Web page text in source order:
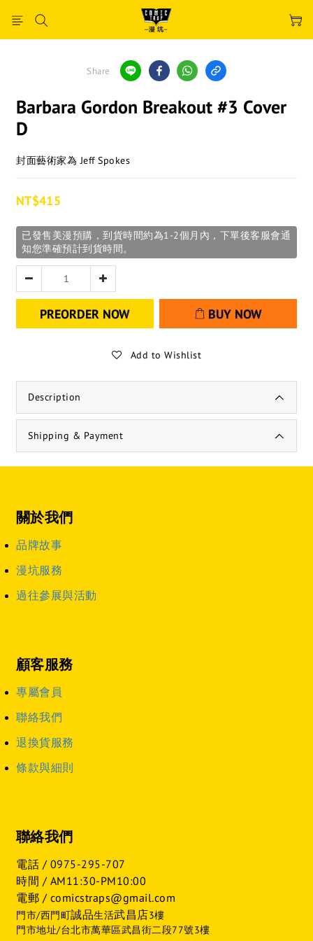
Share
Barbara Gordon Breakout #3 Cover
D
封面藝術家為 Jeff Spokes
NT$415
已發售美漫預購，到貨時間約為1-2個月內，下單後客服會通
知您準確預計到貨時間。
PREORDER NOW BUY NOW
Add to Wishlist
Description
Shipping & Payment
關於我們
品牌故事
漫坑服務
過往參展與活動
顧客服務
專屬會員
聯絡我們
退換貨服務
條款與細則
聯絡我們
電話 / 0975-295-707
時間 / AM11:30-PM10:00
電郵 / comicstraps@gmail.com
門市/西門町誠品生活武昌店3樓
門市地址/台北市萬華區武昌街二段77號3樓